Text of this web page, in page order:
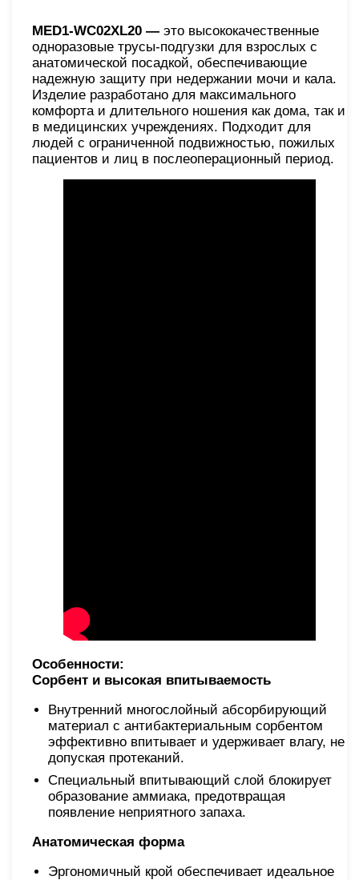
MED1-WC02XL20 — это высококачественные
одноразовые трусы-подгузки для взрослых с
анатомической посадкой, обеспечивающие
надежную защиту при недержании мочи и кала.
Изделие разработано для максимального
комфорта и длительного ношения как дома, так и
в медицинских учреждениях. Подходит для
людей с ограниченной подвижностью, пожилых
пациентов и лиц в послеоперационный период.
Особенности:
Сорбент и высокая впитываемость
Внутренний многослойный абсорбирующий
материал с антибактериальным сорбентом
эффективно впитывает и удерживает влагу, не
допуская протеканий.
Специальный впитывающий слой блокирует
образование аммиака, предотвращая
появление неприятного запаха.
Анатомическая форма
Эргономичный крой обеспечивает идеальное